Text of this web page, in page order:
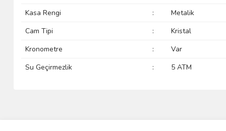
Kasa Rengi
:
Metalik
Cam Tipi
:
Kristal
Kronometre
:
Var
Su Geçirmezlik
: 5 ATM